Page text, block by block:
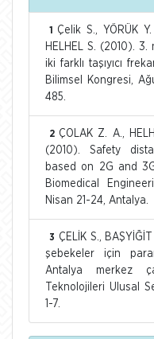
1
Çelik S., YÖRÜK
HELHEL S. (2010).
iki farklı taşıyıcı
Bilimsel Kongresi,
485.
2 ÇOLAK Z. A.,
(2010). Safety
based on 2G and
Biomedical
Nisan 21-24, Antalya.
3 ÇELİK S.,
şebekeler için
Antalya merkez
Teknolojileri Ulusal
1-7.